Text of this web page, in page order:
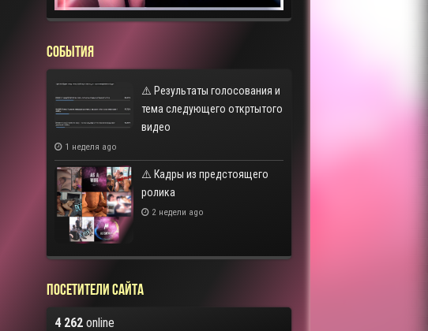
СОБЫТИЯ
⚠️ Результаты голосования и
тема следующего откртытого
видео
1 неделя ago
⚠️ Кадры из предстоящего
ролика
2 недели ago
Посетители сайта
4 262online